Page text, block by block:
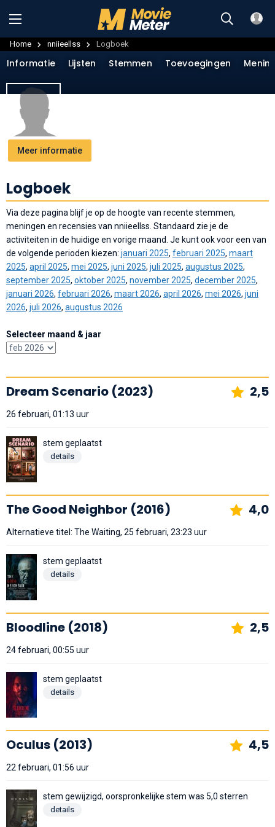
Home nniieellss Logboek
Meer informatie
Informatie Lijsten Stemmen Toevoegingen
Logboek
Via deze pagina blijf je op de hoogte van recente stemmen,
meningen en recensies van nniieellss. Standaard zie je de
activiteiten in de huidige en vorige maand. Je kunt ook voor een van
de volgende perioden kiezen: januari 2025, februari 2025, maart
2025, april 2025, mei 2025, juni 2025, juli 2025, augustus 2025,
september 2025, oktober 2025, november 2025, december 2025,
januari 2026, februari 2026, maart 2026, april 2026, mei 2026, juni
2026, juli 2026, augustus 2026
Selecteer maand & jaar
Dream Scenario (2023) 2,5
26 februari, 01:13 uur
stem geplaatst
details
The Good Neighbor (2016) 4,0
Alternatieve titel: The Waiting, 25 februari, 23:23 uur
stem geplaatst
details
Bloodline (2018) 2,5
24 februari, 00:55 uur
stem geplaatst
details
Oculus (2013) 4,5
22 februari, 01:56 uur
stem gewijzigd, oorspronkelijke stem was 5,0 sterren
details